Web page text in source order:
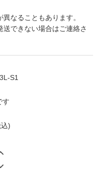
なることもあります。
できない場合はご連絡さ
S1
す
)